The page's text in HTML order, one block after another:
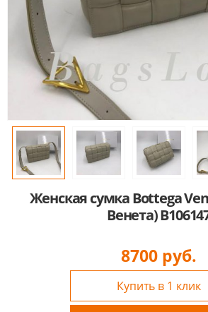
Женская сумка Bottega
Венета)
8700руб.
Купить в 1 клик